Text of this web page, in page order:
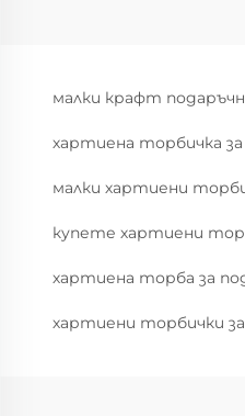
малки крафт
хартиена торбичка
малки хартиени
купете хартиени
хартиена торба за
хартиени торбички